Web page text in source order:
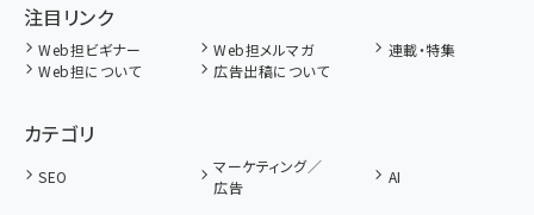
注目リンク
Web担ビギナー Web担メルマガ
連載・特集
Web担について
広告出稿について
カテゴリ
SEO
マーケティング／
広告
AI